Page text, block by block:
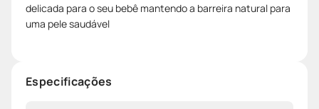
delicada para o seu bebê mantendo a barreira natural para
uma pele saudável
Especificações